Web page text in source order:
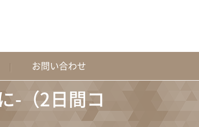
お問い合わせ
-（2日間コ